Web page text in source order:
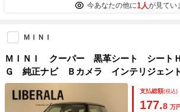
今あなたの他に1人が見てい
ＭＩＮＩ
ＭＩＮＩ クーパー 黒革シート シート
Ｇ 純正ナビ Ｂカメラ インテリジェン
クディスタンスコントロール アイドリン
ヘッドライト ＵＫテール 純正１６インチ
支払総額(税込)
177.8 万円